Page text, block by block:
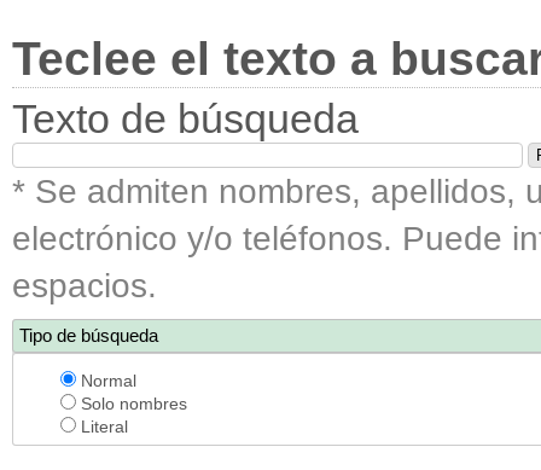
Teclee el texto a
Texto de búsqueda
* Se admiten nombres, apellidos,
electrónico y/o teléfonos. Puede
espacios.
Tipo de búsqueda
Normal
Solo nombres
Literal